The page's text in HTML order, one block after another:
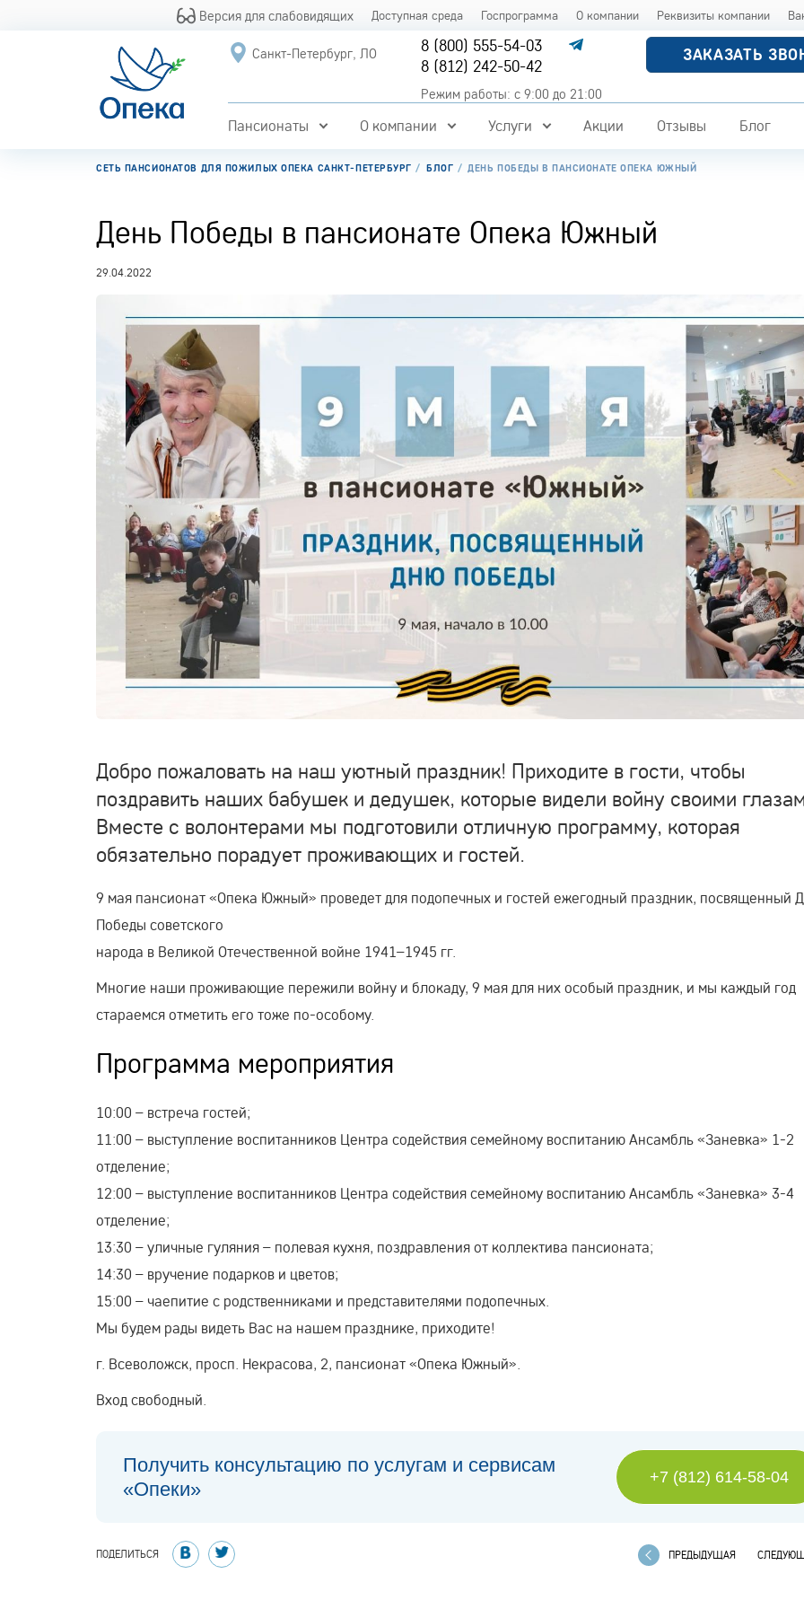
Версия для слабовидящих Доступная среда Госпрограмма О компании Реквизиты компании
Санкт-Петербург, ЛО
8 (800) 555-54-03
8 (812) 242-50-42
Режим работы: с 9:00 до 21:00
ЗАКАЗАТЬ
Пансионаты О компании Услуги Акции Отзывы Блог
СЕТЬ ПАНСИОНАТОВ ДЛЯ ПОЖИЛЫХ ОПЕКА САНКТ-ПЕТЕРБУРГ БЛОГ ДЕНЬ ПОБЕДЫ В ПАНСИОНАТЕ ОПЕКА ЮЖНЫЙ
День Победы в пансионате Опека Южный
29.04.2022
Добро пожаловать на наш уютный праздник! Приходите в гости, чтобы
поздравить наших бабушек и дедушек, которые видели войну своими
Вместе с волонтерами мы подготовили отличную программу, которая
обязательно порадует проживающих и гостей.
9 мая пансионат «Опека Южный» проведет для подопечных и гостей ежегодный праздник, посвященный
Победы советского
народа в Великой Отечественной войне 1941–1945 гг.
Многие наши проживающие пережили войну и блокаду, 9 мая для них особый праздник, и мы каждый год
стараемся отметить его тоже по-особому.
Программа мероприятия
10:00 – встреча гостей;
11:00 – выступление воспитанников Центра содействия семейному воспитанию Ансамбль «Заневка» 1-2
отделение;
12:00 – выступление воспитанников Центра содействия семейному воспитанию Ансамбль «Заневка» 3-4
отделение;
13:30 – уличные гуляния – полевая кухня, поздравления от коллектива пансионата;
14:30 – вручение подарков и цветов;
15:00 – чаепитие с родственниками и представителями подопечных.
Мы будем рады видеть Вас на нашем празднике, приходите!
г. Всеволожск, просп. Некрасова, 2, пансионат «Опека Южный».
Вход свободный.
Получить консультацию по услугам и сервисам
«Опеки»
+7 (812) 614-58-04
ПОДЕЛИТЬСЯ ПРЕДЫДУЩАЯ